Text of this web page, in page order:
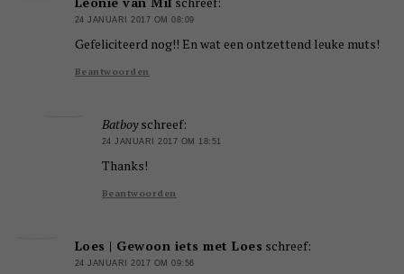
24 JANUARI 2017 OM 08:09
Gefeliciteerd nog!! En wat een ontzettend leuke muts!
Beantwoorden
Batboy schreef:
24 JANUARI 2017 OM 18:51
Thanks!
Beantwoorden
Loes | Gewoon iets met Loes schreef:
24 JANUARI 2017 OM 09:56